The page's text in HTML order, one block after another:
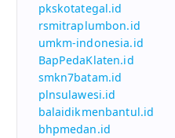
pkskotategal.id
rsmitraplumbon.id
umkm-indonesia.id
BapPedaKlaten.id
smkn7batam.id
plnsulawesi.id
balaidikmenbantul.id
bhpmedan.id